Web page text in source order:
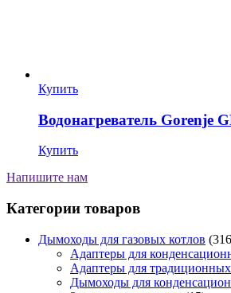
Купить
Водонагреватель Gorenje
Купить
Напишите нам
Категории товаров
Дымоходы для газовых котлов
Адаптеры для
Адаптеры для традиционных
Дымоходы для